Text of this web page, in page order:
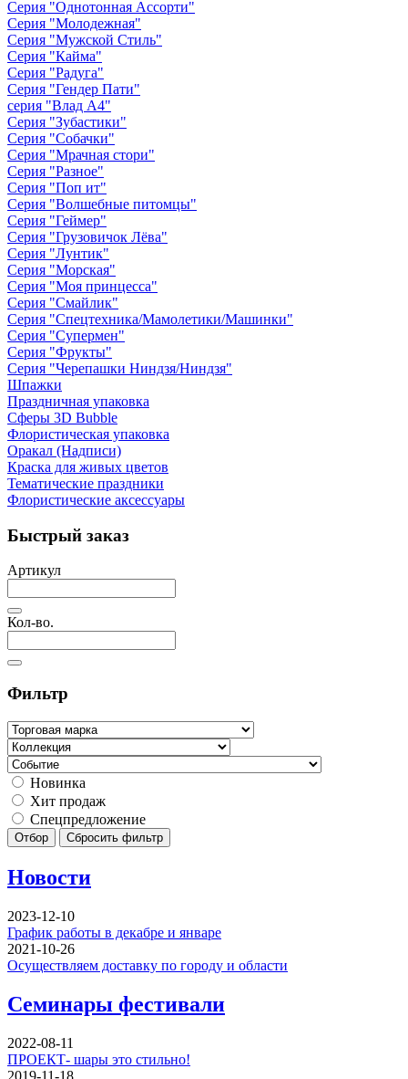
Серия "Однотонная Ассорти"
Серия "Молодежная"
Серия "Мужской Стиль"
Серия "Кайма"
Серия "Радуга"
Серия "Гендер Пати"
серия "Влад А4"
Серия "Зубастики"
Серия "Собачки"
Серия "Мрачная стори"
Серия "Разное"
Серия "Поп ит"
Серия "Волшебные питомцы"
Серия "Геймер"
Серия "Грузовичок Лёва"
Серия "Лунтик"
Серия "Морская"
Серия "Моя принцесса"
Серия "Смайлик"
Серия "Спецтехника/Мамолетики/Машинки"
Серия "Супермен"
Серия "Фрукты"
Серия "Черепашки Ниндзя/Ниндзя"
Шпажки
Праздничная упаковка
Сферы 3D Bubble
Флористическая упаковка
Оракал (Надписи)
Краска для живых цветов
Тематические праздники
Флористические аксессуары
Быстрый заказ
Артикул
Кол-во.
Фильтр
Новинка
Хит продаж
Спецпредложение
Отбор Сбросить фильтр
Новости
2023-12-10
График работы в декабре и январе
2021-10-26
Осуществляем доставку по городу и области
Семинары фестивали
2022-08-11
ПРОЕКТ- шары это стильно!
2019-11-18